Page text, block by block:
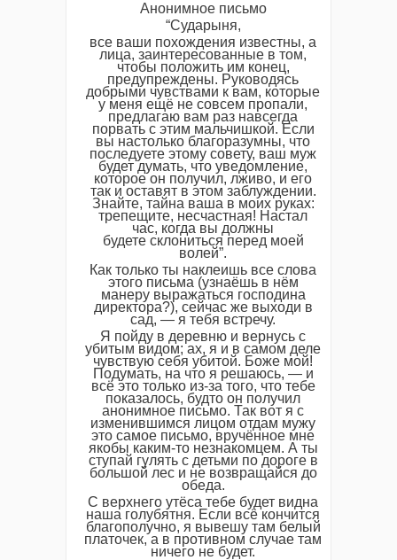
Анонимное письмо
“Сударыня,
все ваши похождения известны, а
лица, заинтересованные в том,
чтобы положить им конец,
предупреждены. Руководясь
добрыми чувствами к вам, которые
у меня ещё не совсем пропали,
предлагаю вам раз навсегда
порвать с этим мальчишкой. Если
вы настолько благоразумны, что
последуете этому совету, ваш муж
будет думать, что уведомление,
которое он получил, лживо, и его
так и оставят в этом заблуждении.
Знайте, тайна ваша в моих руках:
трепещите, несчастная! Настал
час, когда вы должны
будете склониться перед моей
волей”.
Как только ты наклеишь все слова
этого письма (узнаёшь в нём
манеру выражаться господина
директора?), сейчас же выходи в
сад, — я тебя встречу.
Я пойду в деревню и вернусь с
убитым видом; ах, я и в самом деле
чувствую себя убитой. Боже мой!
Подумать, на что я решаюсь, — и
всё это только из-за того, что тебе
показалось, будто он получил
анонимное письмо. Так вот я с
изменившимся лицом отдам мужу
это самое письмо, вручённое мне
якобы каким-то незнакомцем. А ты
ступай гулять с детьми по дороге в
большой лес и не возвращайся до
обеда.
С верхнего утёса тебе будет видна
наша голубятня. Если всё кончится
благополучно, я вывешу там белый
платочек, а в противном случае там
ничего не будет.